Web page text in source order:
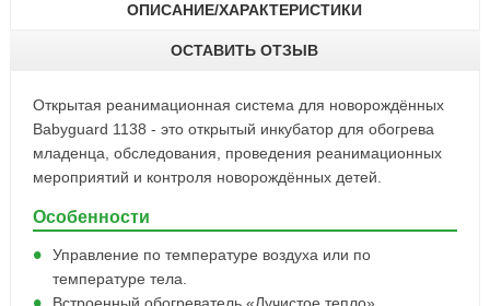
ОПИСАНИЕ/ХАРАКТЕРИСТИКИ
ОСТАВИТЬ ОТЗЫВ
Открытая реанимационная система для новорождённых
Babyguard 1138 - это открытый инкубатор для обогрева
младенца, обследования, проведения реанимационных
мероприятий и контроля новорождённых детей.
Особенности
Управление по температуре воздуха или по
температуре тела.